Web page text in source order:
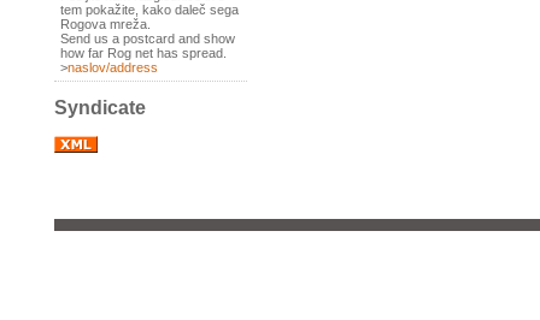
tem pokažite, kako daleč sega
Rogova mreža.
Send us a postcard and show
how far Rog net has spread.
>naslov/address
Syndicate